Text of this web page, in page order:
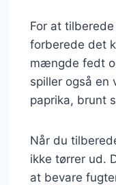
For at
forberede det
mængde fedt
spiller også en
paprika, brunt
Når du
ikke tørrer ud.
at bevare